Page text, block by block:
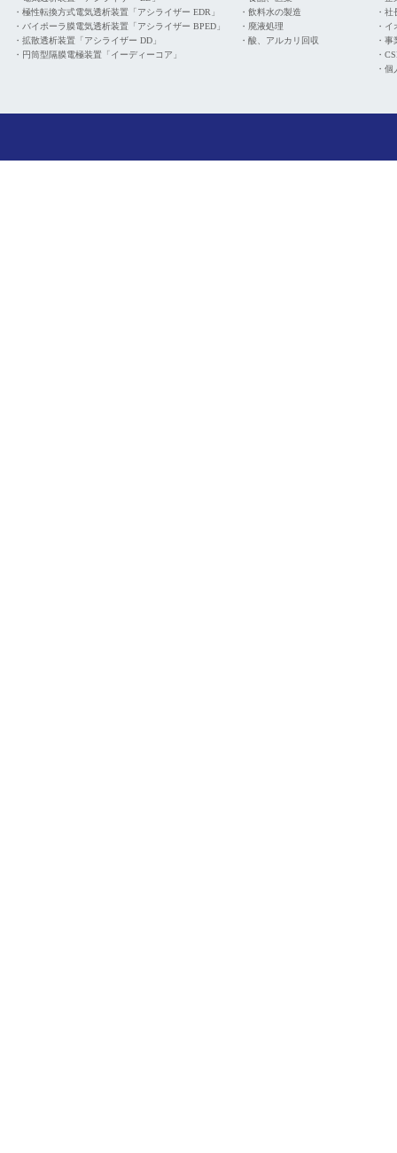
・ 極性転換方式電気透析装置「アシライザー EDR」
・ バイポーラ膜電気透析装置「アシライザー BPED」
・ 拡散透析装置「アシライザー DD」
・ 円筒型隔膜電極装置「イーディーコア」
・ 飲料水の製造
・ 廃液処理
・ 酸、アルカリ回収
・ 社
・ イ
・ 事
・
・ 個